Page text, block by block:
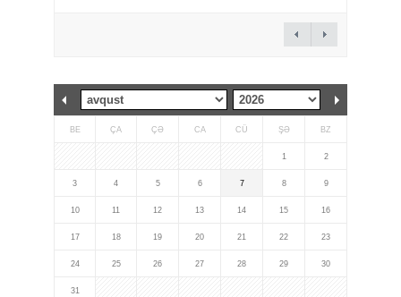
BE ÇA ÇƏ CA CÜ ŞƏ BZ
1 2
3 4 5 6 7 8 9
10 11 12 13 14 15 16
17 18 19 20 21 22 23
24 25 26 27 28 29 30
31